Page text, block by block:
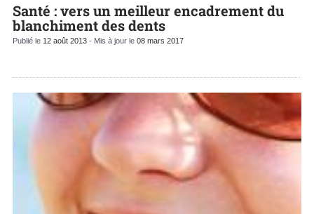
Santé : vers un meilleur encadrement du
blanchiment des dents
Publié le 12 août 2013 - Mis à jour le 08 mars 2017